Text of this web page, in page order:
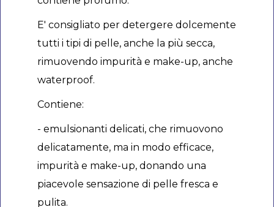
E' consigliato per detergere dolcemente
tutti i tipi di pelle, anche la più secca,
rimuovendo impurità e make-up, anche
waterproof.
Contiene:
- emulsionanti delicati, che rimuovono
delicatamente, ma in modo efficace,
impurità e make-up, donando una
piacevole sensazione di pelle fresca e
pulita.